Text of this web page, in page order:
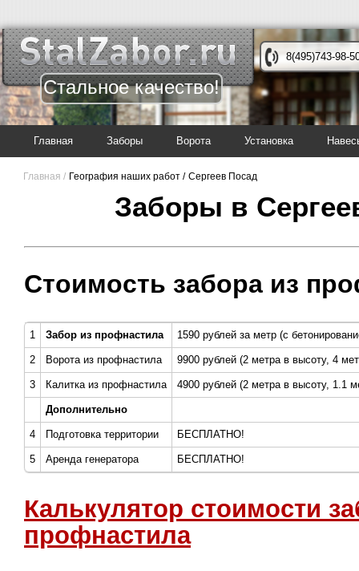
Стальное качество!
8(495)743-98-
Главная Заборы Ворота Установка
Главная / География наших работ / Сергеев Посад
Заборы в
Стоимость забора из
1 Забор из профнастила 1590 рублей за метр (с
2 Ворота из профнастила 9900 рублей (2 метра в высоту, 4
3 Калитка из профнастила 4900 рублей (2 метра в высоту, 1.1
Дополнительно
4 Подготовка территории БЕСПЛАТНО!
5 Аренда генератора БЕСПЛАТНО!
Калькулятор стоимости
профнастила